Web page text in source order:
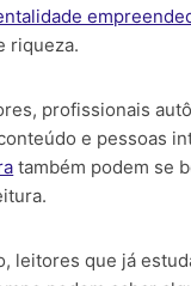
riqueza.
profissionais
e pessoas
também podem se
leitores que já